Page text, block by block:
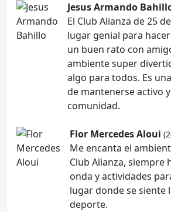
Jesus Armando
El Club Alianza de 25
lugar genial para
un buen rato con
ambiente super
algo para todos. Es
de mantenerse activo
comunidad.
Flor Mercedes Aloui
Me encanta el
Club Alianza, siempre
onda y actividades
lugar donde se siente
deporte.